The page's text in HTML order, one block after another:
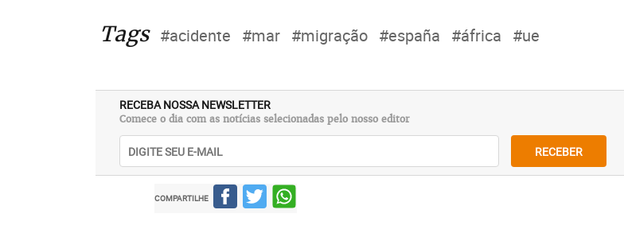
Tags #acidente #mar #migração #españa #áfrica #ue
RECEBA NOSSA NEWSLETTER
Comece o dia com as notícias selecionadas pelo nosso editor
RECEBER
COMPARTILHE